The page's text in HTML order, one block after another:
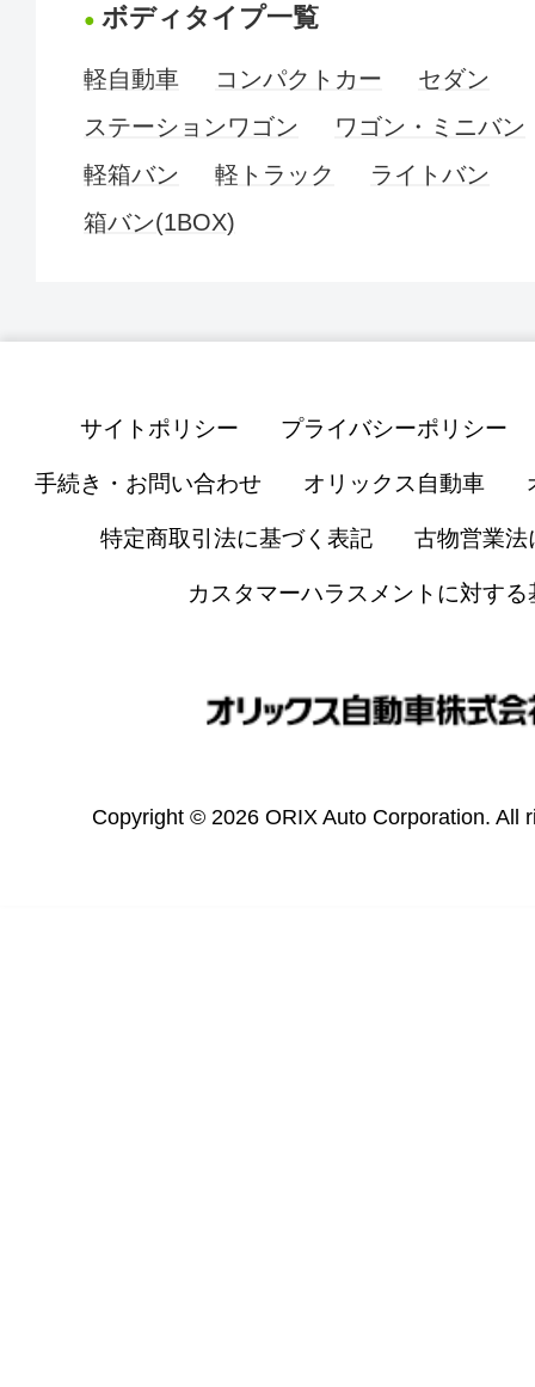
ボディタイプ一覧
軽自動車 コンパクトカー
セダン
ステーションワゴン
ワゴン・ミニバン
軽箱バン
軽トラック
ライトバン
箱バン(1BOX)
サイトポリシー プライバシーポリシー
手続き・お問い合わせ オリックス自動車
特定商取引法に基づく表記 古物営業法
カスタマーハラスメントに対する
Copyright © 2026 ORIX Auto Corporation. All